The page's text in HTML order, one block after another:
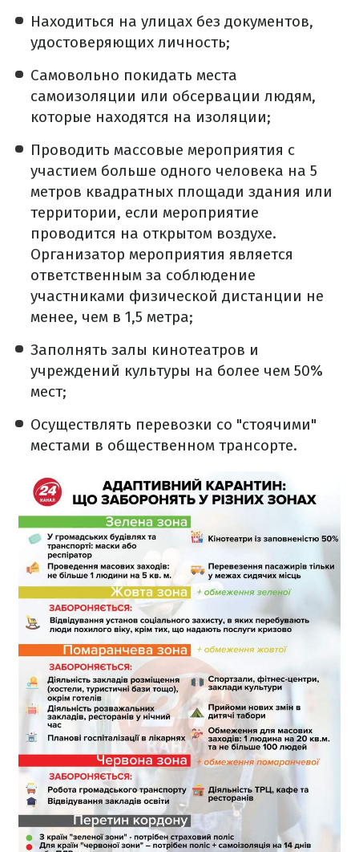
Находиться на улицах без документов,
удостоверяющих личность;
Самовольно покидать места
самоизоляции или обсервации людям,
которые находятся на изоляции;
Проводить массовые мероприятия с
участием больше одного человека на 5
метров квадратных площади здания или
территории, если мероприятие
проводится на открытом воздухе.
Организатор мероприятия является
ответственным за соблюдение
участниками физической дистанции не
менее, чем в 1,5 метра;
Заполнять залы кинотеатров и
учреждений культуры на более чем 50%
мест;
Осуществлять перевозки со "стоячими"
местами в общественном трансорте.